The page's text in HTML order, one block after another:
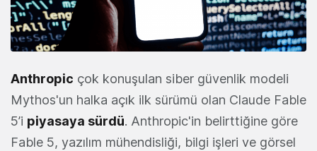
Anthropic çok konuşulan siber güvenlik modeli
Mythos'un halka açık ilk sürümü olan Claude Fable
5’i piyasaya sürdü. Anthropic'in belirttiğine göre
Fable 5, yazılım mühendisliği, bilgi işleri ve görsel